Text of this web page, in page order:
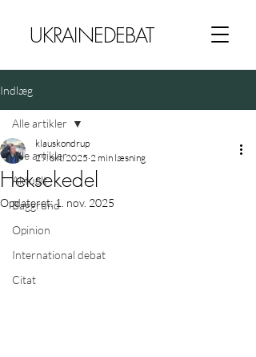
UKRAINEDEBAT
Indlæg
Alle artikler
Aktuelt
Baggrund
Opinion
International debat
Citat
Alle artikler
Heksekedel
klauskondrup
29. okt. 2025 2 min læsning
Opdateret:1. nov. 2025